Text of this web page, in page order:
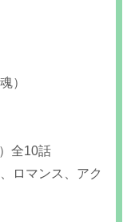
）
全10話
ロマンス、アク